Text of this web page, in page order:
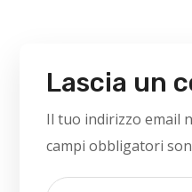
Lascia un
Il tuo indirizzo email
campi obbligatori